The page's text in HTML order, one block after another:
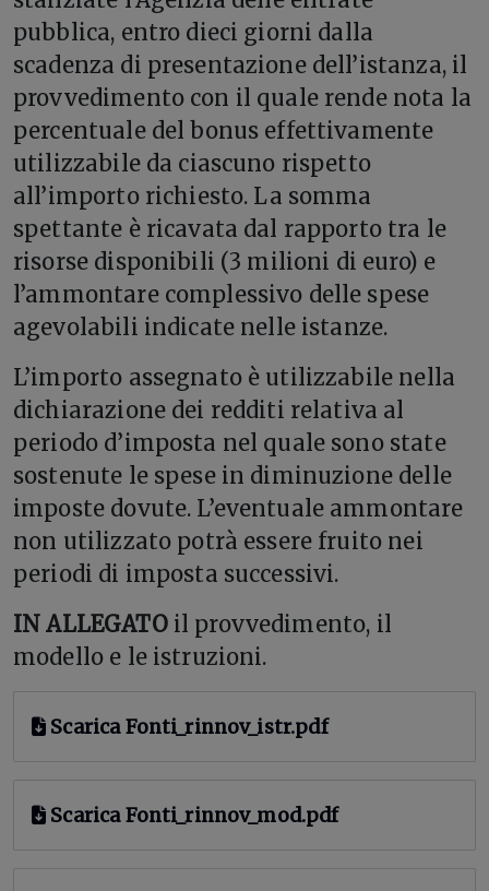
pubblica, entro dieci giorni dalla
scadenza di presentazione dell’istanza, il
provvedimento con il quale rende nota la
percentuale del bonus effettivamente
utilizzabile da ciascuno rispetto
all’importo richiesto. La somma
spettante è ricavata dal rapporto tra le
risorse disponibili (3 milioni di euro) e
l’ammontare complessivo delle spese
agevolabili indicate nelle istanze.
L’importo assegnato è utilizzabile nella
dichiarazione dei redditi relativa al
periodo d’imposta nel quale sono state
sostenute le spese in diminuzione delle
imposte dovute. L’eventuale ammontare
non utilizzato potrà essere fruito nei
periodi di imposta successivi.
IN ALLEGATOil provvedimento, il
modello e le istruzioni.
Scarica Fonti_rinnov_istr.pdf
Scarica Fonti_rinnov_mod.pdf